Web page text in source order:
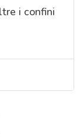
i confini